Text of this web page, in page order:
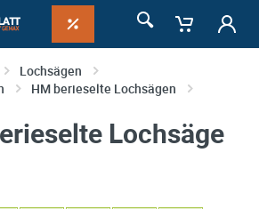
Lochsägen
HM berieselte Lochsägen
Lochsäge